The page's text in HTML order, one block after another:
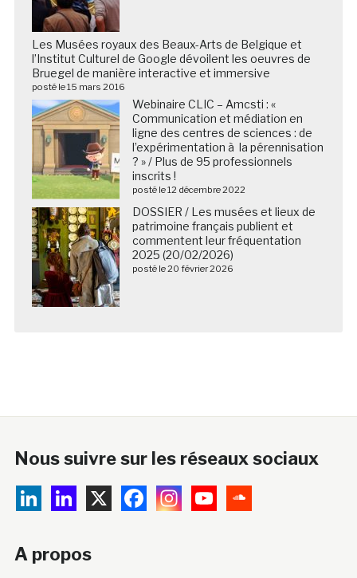
Les Musées royaux des Beaux-Arts de Belgique et
l’Institut Culturel de Google dévoilent les oeuvres de
Bruegel de manière interactive et immersive
posté le 15 mars 2016
Webinaire CLIC – Amcsti : «
Communication et médiation en
ligne des centres de sciences : de
l’expérimentation à la pérennisation
? » / Plus de 95 professionnels
inscrits !
posté le 12 décembre 2022
DOSSIER / Les musées et lieux de
patrimoine français publient et
commentent leur fréquentation
2025 (20/02/2026)
posté le 20 février 2026
Nous suivre sur les réseaux sociaux
A propos